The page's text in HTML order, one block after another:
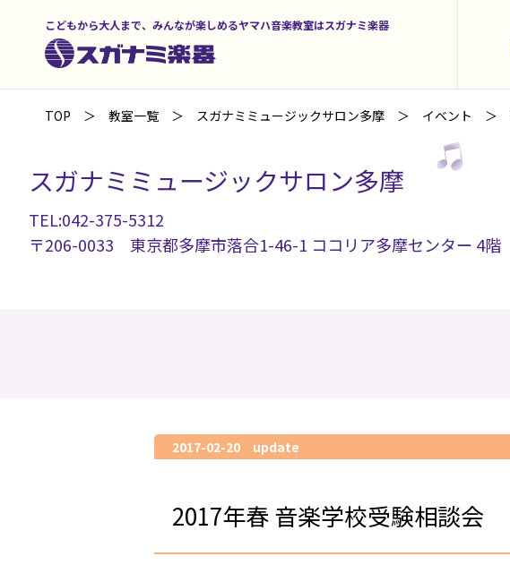
こどもから大人まで、みんなが楽しめるヤマハ音楽教室はスガナミ楽器
TOP 教室一覧 スガナミミュージックサロン多摩 イベント
スガナミミュージックサロン多摩
TEL:042-375-5312
〒206-0033 東京都多摩市落合1-46-1 ココリア多摩センター 4階
2017-02-20 update
2017年春 音楽学校受験相談会